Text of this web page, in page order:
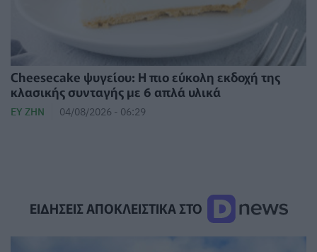
Cheesecake ψυγείου: Η πιο εύκολη εκδοχή της
κλασικής συνταγής με 6 απλά υλικά
ΕΥ ΖΗΝ 04/08/2026 - 06:29
ΕΙΔΗΣΕΙΣ ΑΠΟΚΛΕΙΣΤΙΚΑ ΣΤΟ